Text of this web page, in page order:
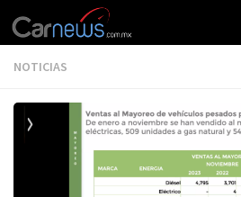
NOTICIAS